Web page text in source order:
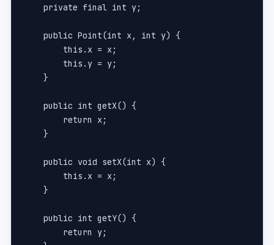
    private final int y;
    public Point(int x, int y) {
        this.x = x;
        this.y = y;
    }
    public int getX() {
        return x;
    }
    public void setX(int x) {
        this.x = x;
    }
    public int getY() {
        return y;